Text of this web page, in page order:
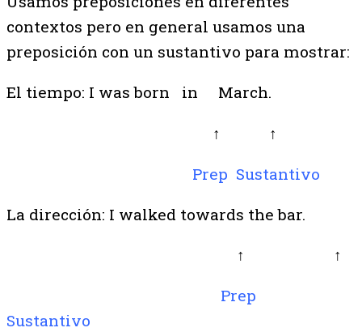
contextos pero en general usamos una
preposición con un sustantivo para mostrar:
El tiempo: I was born in March.
↑ ↑
Prep Sustantivo
La dirección: I walked towards thebar.
↑ ↑
Prep
Sustantivo